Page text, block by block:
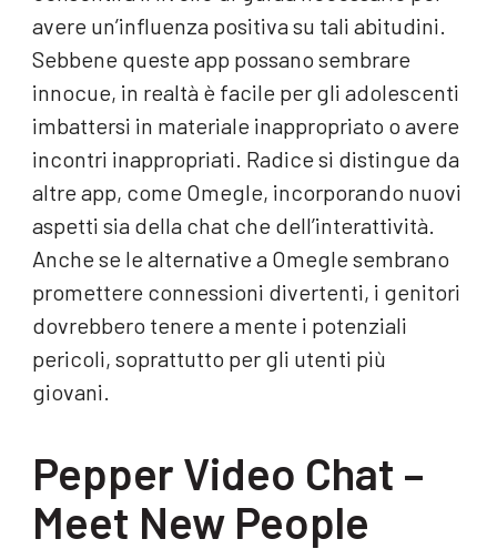
avere un’influenza positiva su tali abitudini.
Sebbene queste app possano sembrare
innocue, in realtà è facile per gli adolescenti
imbattersi in materiale inappropriato o avere
incontri inappropriati. Radice si distingue da
altre app, come Omegle, incorporando nuovi
aspetti sia della chat che dell’interattività.
Anche se le alternative a Omegle sembrano
promettere connessioni divertenti, i genitori
dovrebbero tenere a mente i potenziali
pericoli, soprattutto per gli utenti più
giovani.
Pepper Video Chat –
Meet New People